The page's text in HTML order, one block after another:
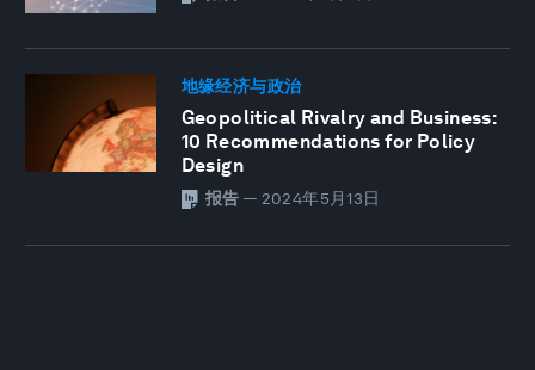
地缘经济与政治
Geopolitical Rivalry and Business:
10 Recommendations for Policy
Design
报告 — 2024年5月13日